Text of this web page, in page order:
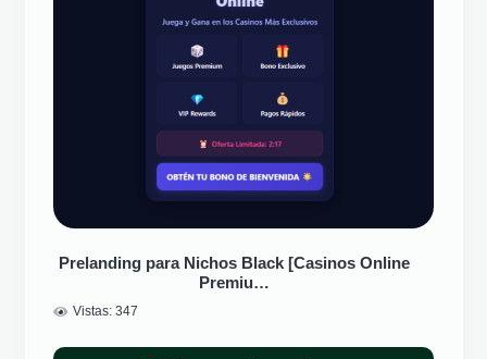
Prelanding para Nichos Black [Casinos Online
Premiu…
Vistas:347